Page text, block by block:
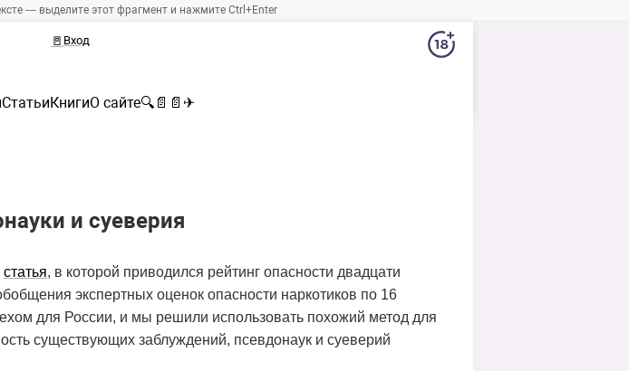
— выделите этот фрагмент и нажмите Ctrl+Enter
🚪 Вход
СтатьиКнигиО сайте🔍 📄 📄 ✈
и суеверия
статья, в которой приводился рейтинг опасности двадцати
экспертных оценок опасности наркотиков по 16
для России, и мы решили использовать похожий метод для
существующих заблуждений, псевдонаук и суеверий